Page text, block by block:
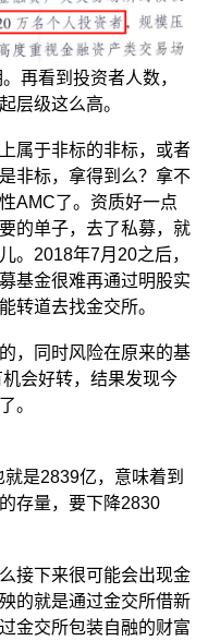
再看到投资者人数，
层级这么高。
属于非标的非标，或者
非标，拿得到么？拿不
AMC了。资质好一点
的单子，去了私募，就
。2018年7月20之后，
基金很难再通过明股实
转道去找金交所。
，同时风险在原来的基
会好转，结果发现今
。
是2839亿，意味着到
存量，要下降2830
接下来很可能会出现金
的就是通过金交所借新
金交所包装自融的财富